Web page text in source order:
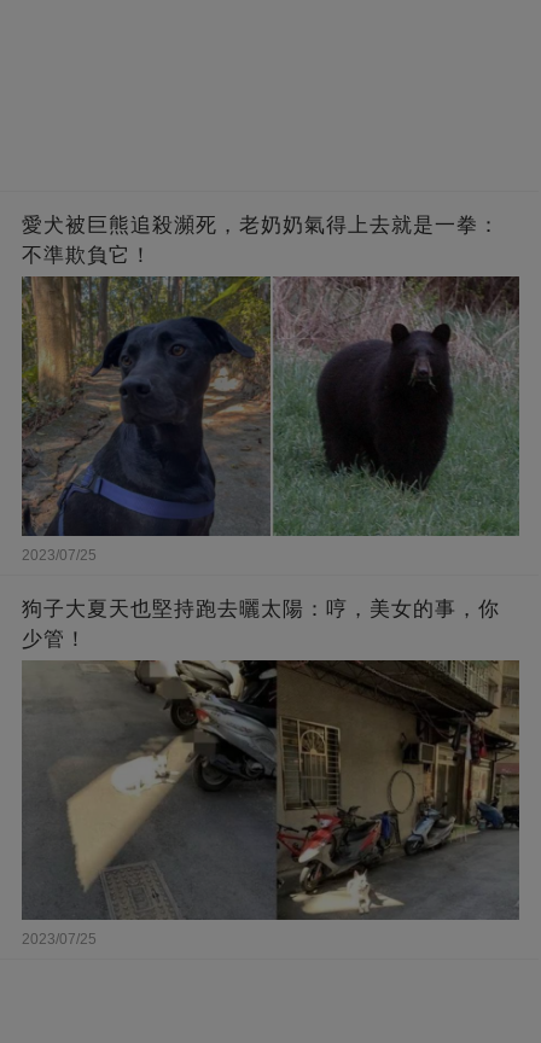
愛犬被巨熊追殺瀕死，老奶奶氣得上去就是一拳：
不準欺負它！
2023/07/25
狗子大夏天也堅持跑去曬太陽：哼，美女的事，你
少管！
2023/07/25